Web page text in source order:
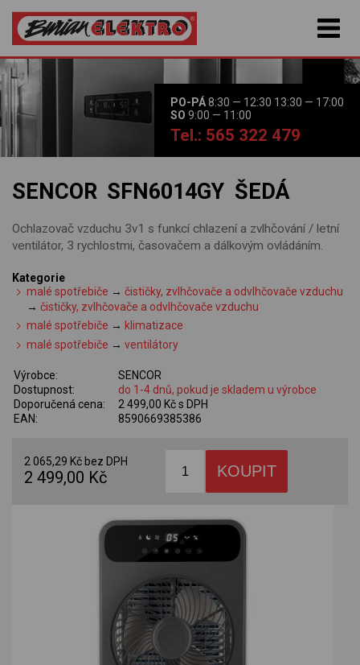
PO-PÁ8:30 — 12:30 13:30 — 17:00
SO 9:00 — 11:00
Tel.: 565 322 479
SENCOR SFN6014GY ŠEDÁ
Ochlazovač vzduchu 3v1 s funkcí chlazení a zvlhčování / letní
ventilátor, 3 rychlostmi, časovačem a dálkovým ovládáním.
Kategorie
malé spotřebiče →čističky, zvlhčovače a odvlhčovače vzduchu
→čističky, zvlhčovače a odvlhčovače vzduchu
malé spotřebiče → klimatizace
malé spotřebiče →ventilátory
Výrobce:
SENCOR
Dostupnost:
do 1-4 dnů, pokud je skladem u výrobce
Doporučená cena:
2 499,00 Kč s DPH
EAN:
8590669385386
2 065,29 Kč bez DPH
2 499,00 Kč